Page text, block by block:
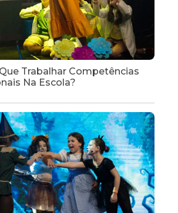
Trabalhar Competências
Na Escola?